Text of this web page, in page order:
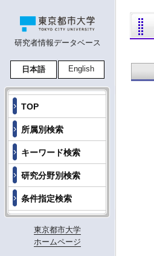
研究者情報データベース
日本語 English
TOP
所属別検索
キーワード検索
研究分野別検索
条件指定検索
東京都市大学
ホームページ